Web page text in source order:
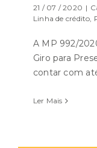
21 / 07 / 2020 |
Linha de crédito,
A MP 992/
Giro para
contar com
Ler Mais